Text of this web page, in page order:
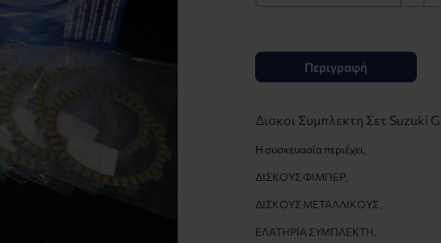
Περιγραφή
Δισκοι Συμπλεκτη Σετ Suzuki
Η συσκευασία περιέχει,
ΔΙΣΚΟΥΣ ΦΙΜΠΕΡ,
ΔΙΣΚΟΥΣ ΜΕΤΑΛΛΙΚΟΥΣ ,
ΕΛΑΤΗΡΙΑ ΣΥΜΠΛΕΚΤΗ,